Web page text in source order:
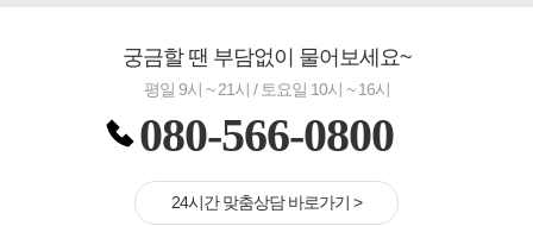
궁금할 땐 부담없이 물어보세요~
평일 9시 ~ 21시 / 토요일 10시 ~ 16시
080-566-0800
24시간 맞춤상담 바로가기 >